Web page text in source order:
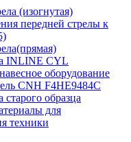
(изогнутая)
передней стрелы к
INLINE CYL
оборудование
CNH F4HE9484C
старого образца
для
техники